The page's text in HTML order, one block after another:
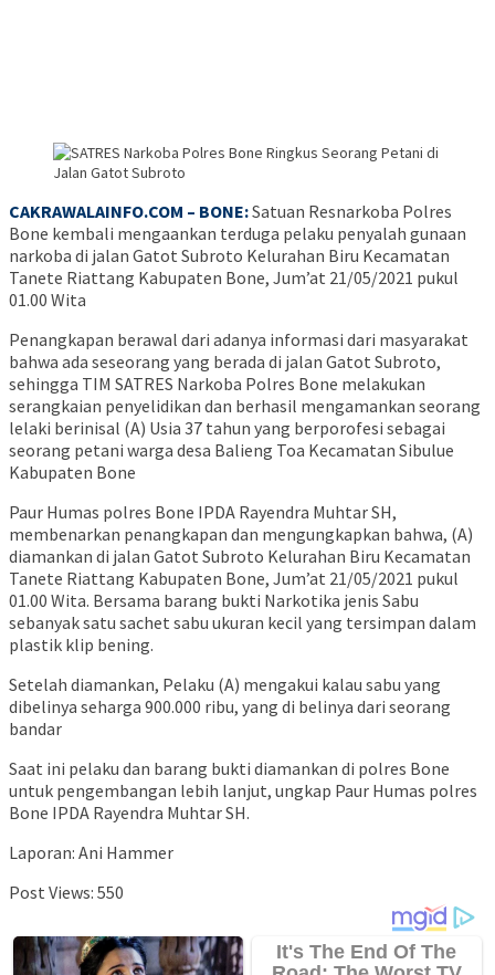
CAKRAWALAINFO.COM – BONE:Satuan Resnarkoba Polres
Bone kembali mengaankan terduga pelaku penyalah gunaan
narkoba di jalan Gatot Subroto Kelurahan Biru Kecamatan
Tanete Riattang Kabupaten Bone, Jum’at 21/05/2021 pukul
01.00 Wita
Penangkapan berawal dari adanya informasi dari masyarakat
bahwa ada seseorang yang berada di jalan Gatot Subroto,
sehingga TIM SATRES Narkoba Polres Bone melakukan
serangkaian penyelidikan dan berhasil mengamankan seorang
lelaki berinisal (A) Usia 37 tahun yang berporofesi sebagai
seorang petani warga desa Balieng Toa Kecamatan Sibulue
Kabupaten Bone
Paur Humas polres Bone IPDA Rayendra Muhtar SH,
membenarkan penangkapan dan mengungkapkan bahwa, (A)
diamankan di jalan Gatot Subroto Kelurahan Biru Kecamatan
Tanete Riattang Kabupaten Bone, Jum’at 21/05/2021 pukul
01.00 Wita. Bersama barang bukti Narkotika jenis Sabu
sebanyak satu sachet sabu ukuran kecil yang tersimpan dalam
plastik klip bening.
Setelah diamankan, Pelaku (A) mengakui kalau sabu yang
dibelinya seharga 900.000 ribu, yang di belinya dari seorang
bandar
Saat ini pelaku dan barang bukti diamankan di polres Bone
untuk pengembangan lebih lanjut, ungkap Paur Humas polres
Bone IPDA Rayendra Muhtar SH.
Laporan: Ani Hammer
Post Views: 550